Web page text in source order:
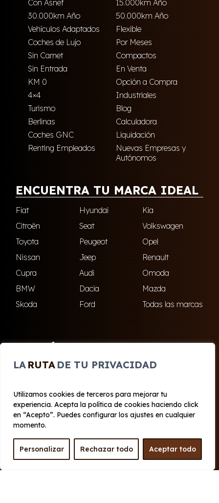
LA RUTA DE TU PRIVACIDAD
Utilizamos cookies de terceros para mejorar tu
experiencia. Acepta la política de cookies haciendo click
en “Acepto”. Puedes configurar los ajustes en cualquier
momento.
Personalizar Rechazar todo Aceptar todo
Con Asnef
15.000km Año
30.000km Año
50.000km Año
Vehículos Adaptados
Flexible
Coches de Lujo
Por Meses
Sin Carnet
Compactos
Sin Entrada
En Venta
KM 0
Opción a Compra
4×4
Industriales
Turismo
Blog
Berlinas
Calculadora
Coches GNC
Liquidación
Renting Empleados
Nuevas Empresas y
Autónomos
ENCUENTRA TU MARCA IDEAL
Fiat Hyundai
Kia
Citroën
Seat
Volkswagen
Toyota
Peugeot
Opel
Nissan
Jeep
Renault
Cupra
Audi
Omoda
BMW
Dacia
Mazda
Skoda
Ford Todas las marcas
El Ejido Roquetas de Mar
© 2020 - 2026 Cabo Renting
Aviso legal y Privacidad